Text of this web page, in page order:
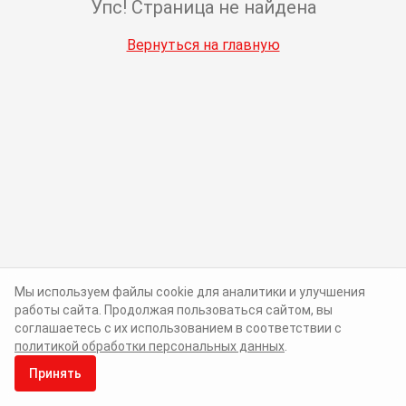
Упс! Страница не найдена
Вернуться на главную
Мы используем файлы cookie для аналитики и улучшения
работы сайта. Продолжая пользоваться сайтом, вы
соглашаетесь с их использованием в соответствии с
политикой обработки персональных данных
Принять